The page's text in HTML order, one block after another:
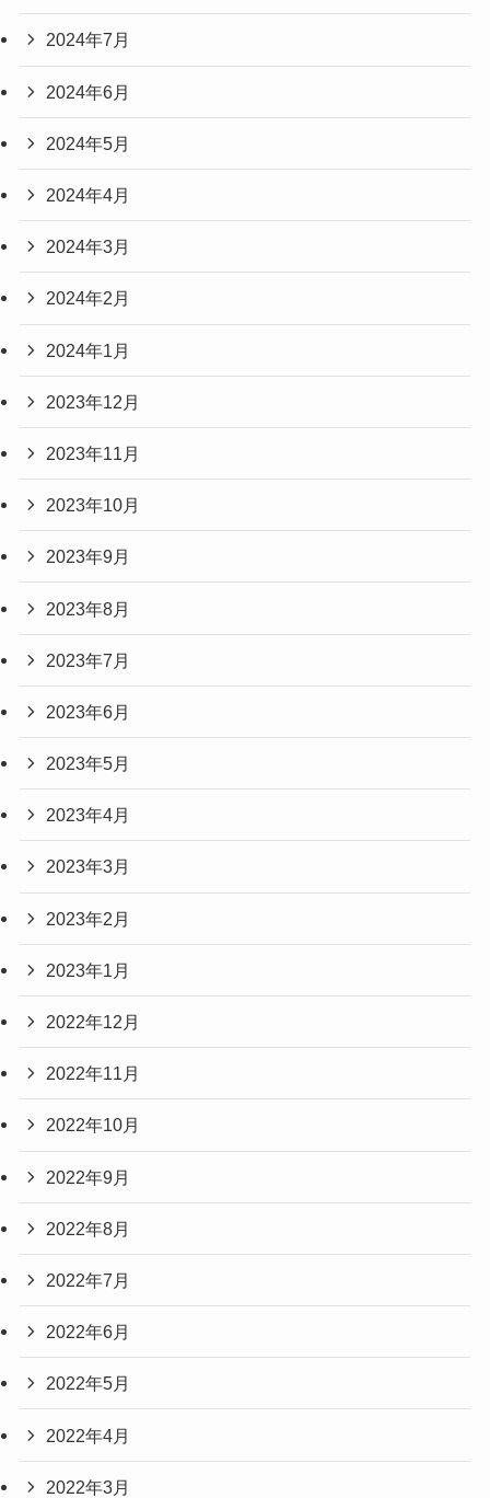
2024年7月
2024年6月
2024年5月
2024年4月
2024年3月
2024年2月
2024年1月
2023年12月
2023年11月
2023年10月
2023年9月
2023年8月
2023年7月
2023年6月
2023年5月
2023年4月
2023年3月
2023年2月
2023年1月
2022年12月
2022年11月
2022年10月
2022年9月
2022年8月
2022年7月
2022年6月
2022年5月
2022年4月
2022年3月